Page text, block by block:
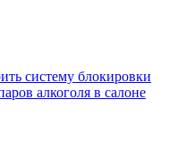
систему блокировки
алкоголя в салоне